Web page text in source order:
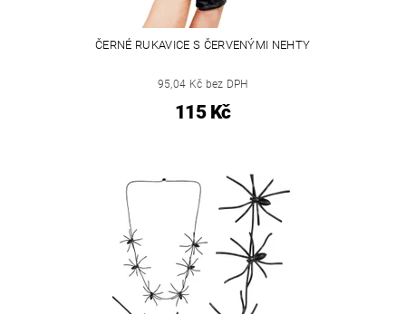
ČERNÉ RUKAVICE S ČERVENÝMI NEHTY
95,04 Kč bez DPH
115 Kč